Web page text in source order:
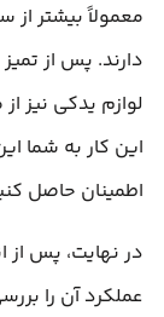
معمولاً بیشتر از
دارند. پس از
لوازم یدکی نیز
این کار به شما
اطمینان حاصل
در نهایت، پس از
عملکرد آن را